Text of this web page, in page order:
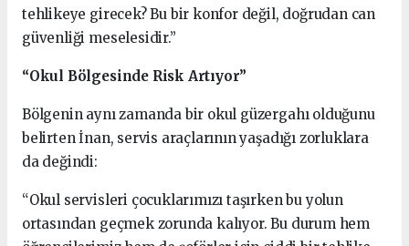
tehlikeye girecek? Bu bir konfor değil, doğrudan can
güvenliği meselesidir.”
“Okul Bölgesinde Risk Artıyor”
Bölgenin aynı zamanda bir okul güzergahı olduğunu
belirten İnan, servis araçlarının yaşadığı zorluklara
da değindi:
“Okul servisleri çocuklarımızı taşırken bu yolun
ortasından geçmek zorunda kalıyor. Bu durum hem